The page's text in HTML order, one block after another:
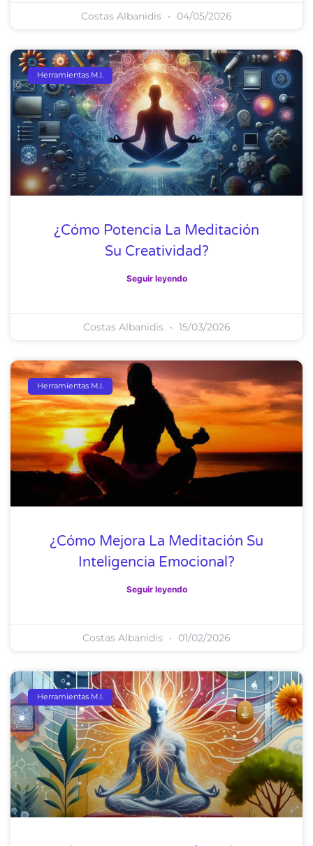
Costas Albanidis 04/05/2026
Herramientas M.I.
¿Cómo Potencia La Meditación
Su Creatividad?
Seguir leyendo
Costas Albanidis 15/03/2026
Herramientas M.I.
¿Cómo Mejora La Meditación Su
Inteligencia Emocional?
Seguir leyendo
Costas Albanidis 01/02/2026
Herramientas M.I.